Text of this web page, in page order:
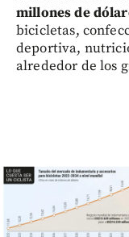
millones de
bicicletas,
deportiva,
alrededor de los